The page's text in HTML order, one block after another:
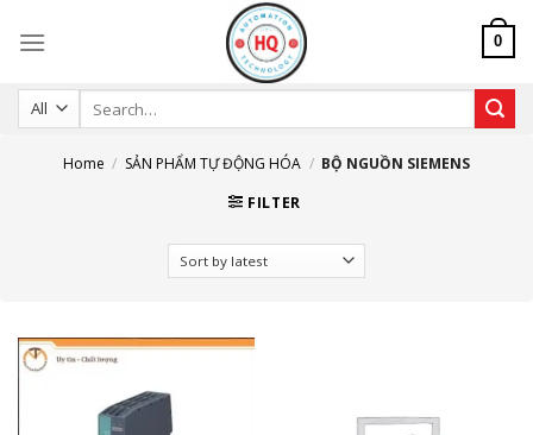
0
for:
Home / SẢN PHẨM TỰ ĐỘNG HÓA / BỘ NGUỒN SIEMENS
FILTER